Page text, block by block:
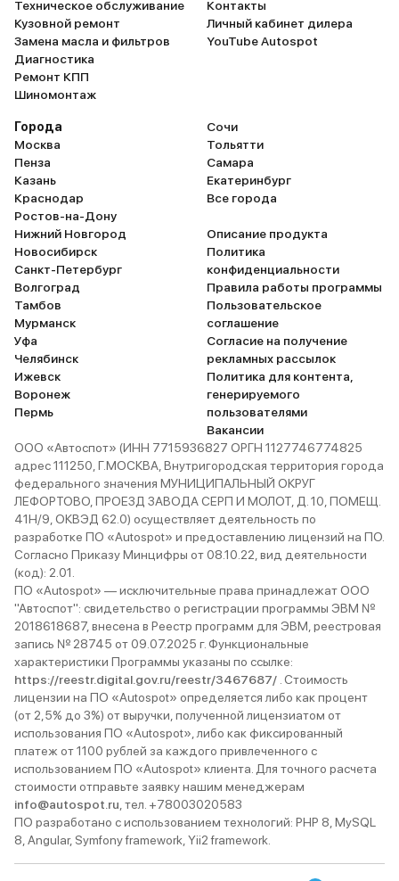
Техническое обслуживание
Кузовной ремонт
Замена масла и фильтров
Диагностика
Ремонт КПП
Шиномонтаж
Контакты
Личный кабинет дилера
YouTube Autospot
Города
Москва
Пенза
Казань
Краснодар
Ростов-на-Дону
Нижний Новгород
Новосибирск
Санкт-Петербург
Волгоград
Тамбов
Мурманск
Уфа
Челябинск
Ижевск
Воронеж
Пермь
Сочи
Тольятти
Самара
Екатеринбург
Все города
Описание продукта
Политика
конфиденциальности
Правила работы программы
Пользовательское
соглашение
Согласие на получение
рекламных рассылок
Политика для контента,
генерируемого
пользователями
Вакансии
ООО «Автоспот» (ИНН 7715936827 ОРГН 1127746774825
адрес 111250, Г.МОСКВА, Внутригородская территория города
федерального значения МУНИЦИПАЛЬНЫЙ ОКРУГ
ЛЕФОРТОВО, ПРОЕЗД ЗАВОДА СЕРП И МОЛОТ, Д. 10, ПОМЕЩ.
41Н/9, ОКВЭД 62.0) осуществляет деятельность по
разработке ПО «Autospot» и предоставлению лицензий на ПО.
Согласно Приказу Минцифры от 08.10.22, вид деятельности
(код): 2.01.
ПО «Autospot» — исключительные права принадлежат ООО
"Автоспот": свидетельство о регистрации программы ЭВМ №
2018618687, внесена в Реестр программ для ЭВМ, реестровая
запись № 28745 от 09.07.2025 г. Функциональные
характеристики Программы указаны по ссылке:
https://reestr.digital.gov.ru/reestr/3467687/ . Стоимость
лицензии на ПО «Autospot» определяется либо как процент
(от 2,5% до 3%) от выручки, полученной лицензиатом от
использования ПО «Autospot», либо как фиксированный
платеж от 1100 рублей за каждого привлеченного с
использованием ПО «Autospot» клиента. Для точного расчета
стоимости отправьте заявку нашим менеджерам
info@autospot.ru , тел. +78003020583
ПО разработано с использованием технологий: PHP 8, MySQL
8, Angular, Symfony framework, Yii2 framework.